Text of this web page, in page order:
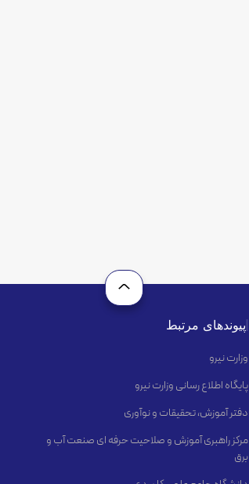
پیوندهای مرتبط
وزارت نیرو
پایگاه اطلاع رسانی وزارت نیرو
دفتر آموزش، تحقیقات و نوآوری
مرکز راهبری آموزش و صلاحیت حرفه ای صنعت آب و
برق